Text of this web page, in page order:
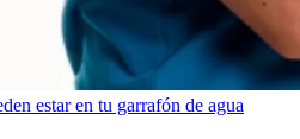
estar en tu garrafón de agua